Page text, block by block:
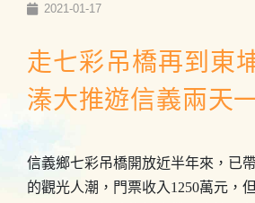
2021-01-17
走七彩吊橋再到東
溱大推遊信義兩天
信義鄉七彩吊橋開放近半年來，已
的觀光人潮，門票收入1250萬元，